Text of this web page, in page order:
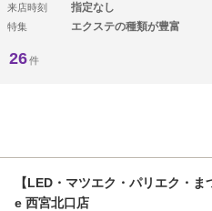
来店時刻 指定なし
特集 エクステの種類が豊富
26件
【LED・マツエク・パリエク・
e 西宮北口店